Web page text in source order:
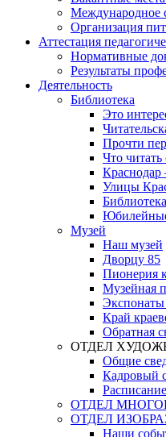
Международное
Организация
Аттестация
Нормативные
Результаты
Деятельность
Библиотека
Это
Прочти
Что читать
Улицы
Музей
Наш музей
Дворцу 85
Пионерия
Музейная
Экспонаты
Край
Обратная
ОТДЕЛ
Общие
Кадровый
ОТДЕЛ
ОТДЕЛ
Наши